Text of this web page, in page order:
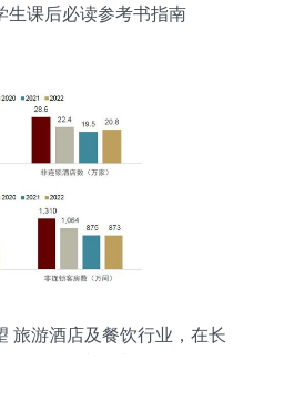
生课后必读参考书指南
旅游酒店及餐饮行业，在长